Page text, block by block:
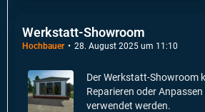
Werkstatt-Showroom
Hochbauer 28. August 2025 um 11:10
Der Werkstatt-Showroom
Reparieren oder
verwendet werden.